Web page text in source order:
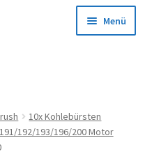
Menü
10x Kohlebürsten
192/193/196/200 Motor